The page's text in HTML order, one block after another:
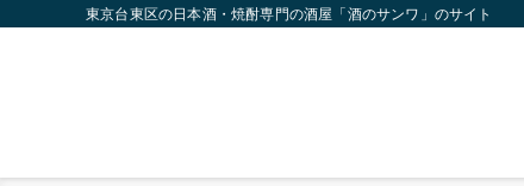
東京台東区の日本酒・焼酎専門の酒屋「酒のサンワ」のサイト